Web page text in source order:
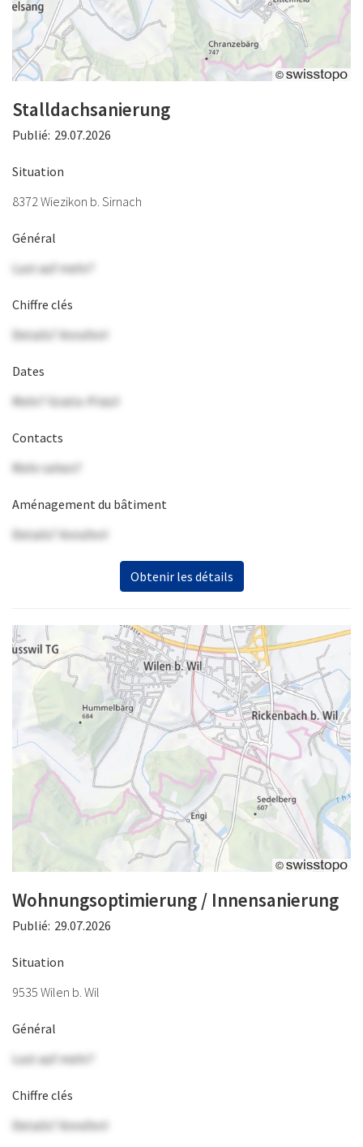
Stalldachsanierung
Publié: 29.07.2026
Situation
8372 Wiezikon b. Sirnach
Général
Lust auf mehr?
Chiffre clés
Details? Anrufen!
Dates
Mehr? Gratis-Präsi!
Contacts
Mehr sehen?
Aménagement du bâtiment
Details? Anrufen!
Obtenir les détails
Wohnungsoptimierung / Innensanierung
Publié: 29.07.2026
Situation
9535 Wilen b. Wil
Général
Lust auf mehr?
Chiffre clés
Details? Anrufen!